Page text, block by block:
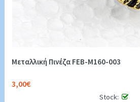
Μεταλλική Πινέζα FEB-M160-003
3,00€
Stock: